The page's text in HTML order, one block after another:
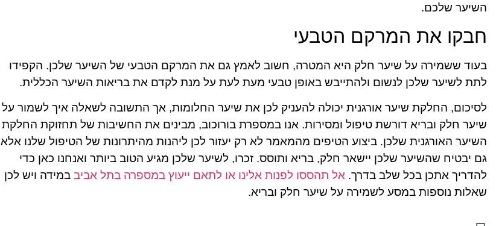
השיער שלכם.
חבקו את המרקם הטבעי
בעוד ששמירה על שיער חלק היא המטרה, חשוב לאמץ גם את המרקם הטבעי של השיער שלכן. הקפידו
לתת לשיער שלכן לנשום ולהתייבש באופן טבעי מעת לעת על מנת לקדם את בריאות השיער הכללית.
לסיכום, החלקת שיער אורגנית יכולה להעניק לכן את שיער החלומות, אך התשובה לשאלה איך לשמור על
שיער חלק ובריא דורשת טיפול ומסירות. אנו במספרת בורוכוב, מבינים את החשיבות של תחזוקת החלקת
השיער האורגנית שלכן. ביצוע הטיפים מהמאמר לא רק יעזור לכן ליהנות מהיתרונות של הטיפול שלנו אלא
גם יבטיח שהשיער שלכן יישאר חלק, בריא ותוסס. זכרו, לשיער שלכן מגיע הטוב ביותר ואנחנו כאן כדי
להדריך אתכן בכל שלב בדרך. אל תהססו לפנות אלינו או לתאם ייעוץ במספרה בתל אביב במידה ויש לכן
שאלות נוספות במסע לשמירה על שיער חלק ובריא.